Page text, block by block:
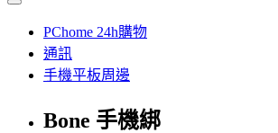
PChome 24h購物
通訊
手機平板周邊
Bone 手機綁